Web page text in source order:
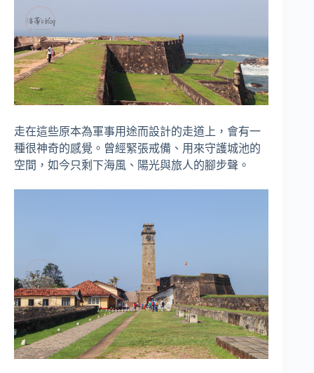
走在這些原本為軍事用途而設計的走道上，會有一
種很神奇的感覺。曾經緊張戒備、用來守護城池的
空間，如今只剩下海風、陽光與旅人的腳步聲。